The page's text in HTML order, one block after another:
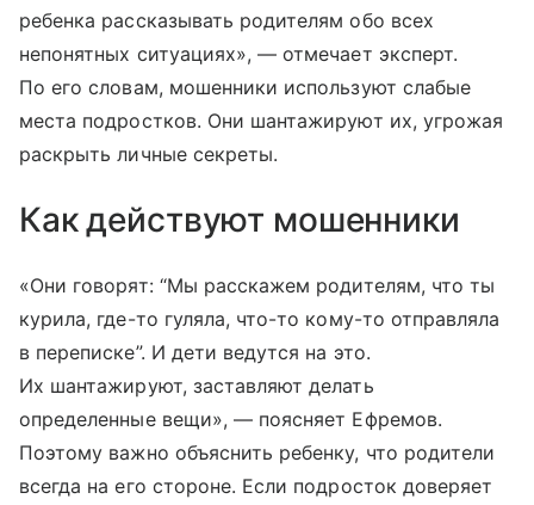
ребенка рассказывать родителям обо всех
непонятных ситуациях», — отмечает эксперт.
По его словам, мошенники используют слабые
места подростков. Они шантажируют их, угрожая
раскрыть личные секреты.
Как действуют мошенники
«Они говорят: “Мы расскажем родителям, что ты
курила, где-то гуляла, что-то кому-то отправляла
в переписке”. И дети ведутся на это.
Их шантажируют, заставляют делать
определенные вещи», — поясняет Ефремов.
Поэтому важно объяснить ребенку, что родители
всегда на его стороне. Если подросток доверяет